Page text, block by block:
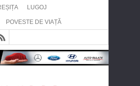
LUGOJ
POVESTE DE VIAȚĂ